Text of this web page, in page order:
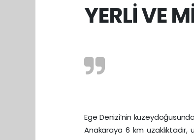
YERLİ VE
Ege Denizi’nin
Anakaraya 6 km